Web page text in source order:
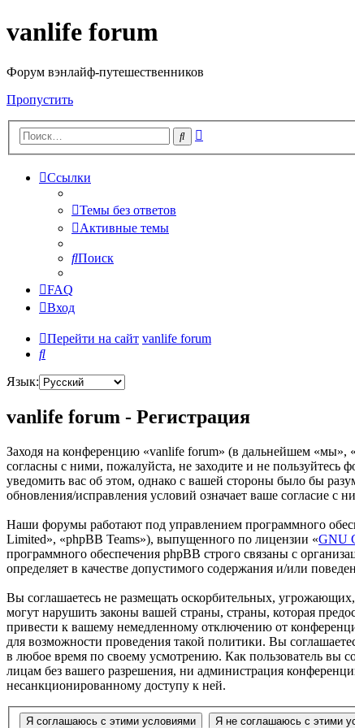
vanlife forum
Форум вэнлайф-путешественников
Пропустить
Поиск
Ссылки
Темы без ответов
Активные темы
Поиск
FAQ
Вход
Перейти на сайт vanlife forum
Поиск
Язык:
vanlife forum - Регистрация
Заходя на конференцию «vanlife forum» (в дальнейшем «мы»,
согласны с ними, пожалуйста, не заходите и не
уведомить вас об этом, однако с вашей стороны было бы
обновления/исправления условий означает ваше согласие с
Наши форумы работают под управлением программного
Limited», «phpBB Teams»), выпущенного по лицензии «GNU
программного обеспечения phpBB строго связаны с
определяет в качестве допустимого содержания и/или
Вы соглашаетесь не размещать оскорбительных,
могут нарушить законы вашей страны, страны, которая
привести к вашему немедленному отключению от
для возможности проведения такой политики. Вы
в любое время по своему усмотрению. Как пользователь вы
лицам без вашего разрешения, ни администрация
несанкционированному доступу к ней.